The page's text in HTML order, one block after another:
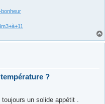
?
un solide appétit .